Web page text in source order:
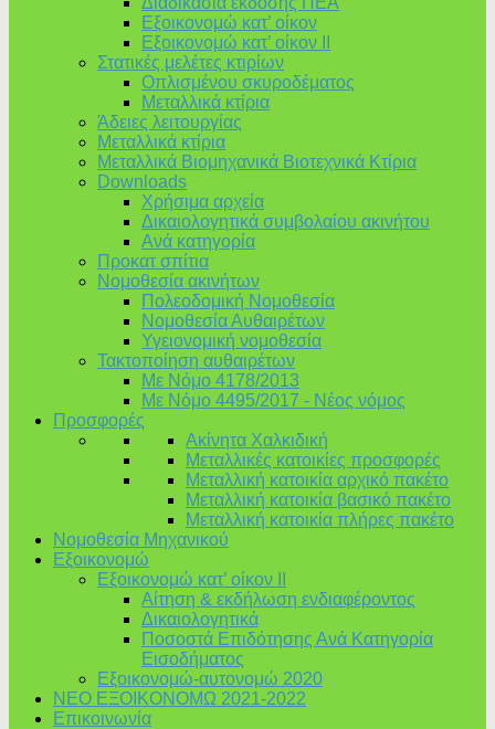
Εξοικονομώ κατ’ οίκoν
Εξοικονομώ κατ’ οίκον II
Στατικές μελέτες κτιρίων
Οπλισμένου σκυροδέματος
Μεταλλικά κτίρια
Άδειες λειτουργίας
Μεταλλικά κτίρια
Μεταλλικά Βιομηχανικά Βιοτεχνικά Κτίρια
Downloads
Χρήσιμα αρχεία
Δικαιολογητικά συμβολαίου ακινήτου
Ανά κατηγορία
Προκατ σπίτια
Νομοθεσία ακινήτων
Πολεοδομική Νομοθεσία
Νομοθεσία Αυθαιρέτων
Υγειονομική νομοθεσία
Τακτοποίηση αυθαιρέτων
Με Νόμο 4178/2013
Με Νόμο 4495/2017 - Νέος νόμος
Προσφορές
Ακίνητα Χαλκιδική
Μεταλλικές κατοικίες προσφορές
Μεταλλική κατοικία αρχικό πακέτο
Μεταλλική κατοικία βασικό πακέτο
Μεταλλική κατοικία πλήρες πακέτο
Νομοθεσία Μηχανικού
Εξοικονομώ
Εξοικονομώ κατ’ οίκον II
Αίτηση & εκδήλωση ενδιαφέροντος
Δικαιολογητικά
Ποσοστά Επιδότησης Ανά Κατηγορία
Εισοδήματος
Εξοικονομώ-αυτονομώ 2020
ΝΕΟ ΕΞΟΙΚΟΝΟΜΩ 2021-2022
Επικοινωνία